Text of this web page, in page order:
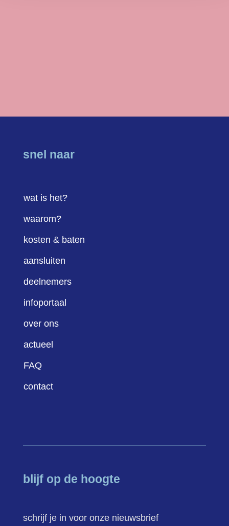
snel naar
wat is het?
waarom?
kosten & baten
aansluiten
deelnemers
infoportaal
over ons
actueel
FAQ
contact
blijf op de hoogte
schrijf je in voor onze nieuwsbrief